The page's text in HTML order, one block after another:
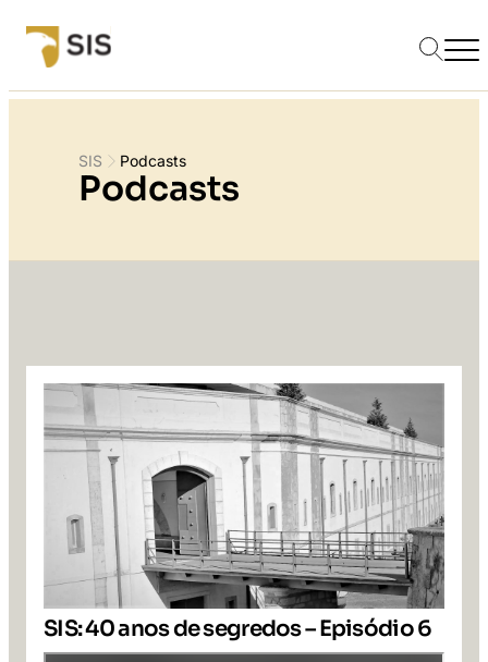
SIS Podcasts
Podcasts
SIS: 40 anos de segredos – Episódio 6